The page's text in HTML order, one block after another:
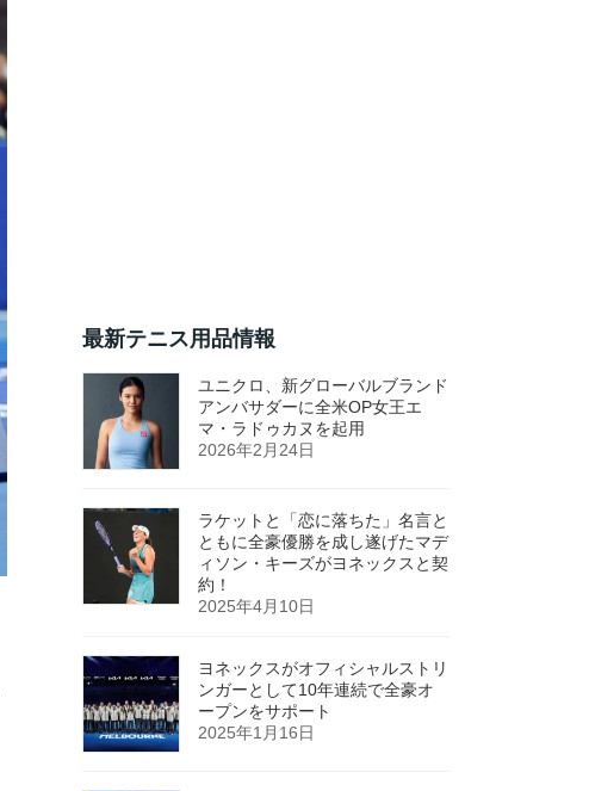
最新テニス用品情報
ユニクロ、新グローバルブランド
アンバサダーに全米OP女王エ
マ・ラドゥカヌを起用
2026年2月24日
ラケットと「恋に落ちた」名言と
ともに全豪優勝を成し遂げたマデ
ィソン・キーズがヨネックスと契
約！
2025年4月10日
ヨネックスがオフィシャルストリ
ンガーとして10年連続で全豪オ
ープンをサポート
2025年1月16日